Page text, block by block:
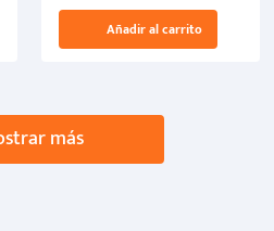
Añadir al carrito
más